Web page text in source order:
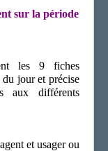
sur la période
les 9fiches
jour et précise
aux différents
et usager ou